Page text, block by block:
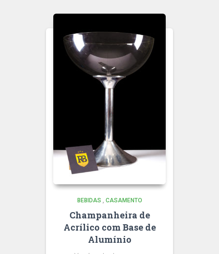
BEBIDAS , CASAMENTO
Champanheira de
Acrílico com Base de
Alumínio